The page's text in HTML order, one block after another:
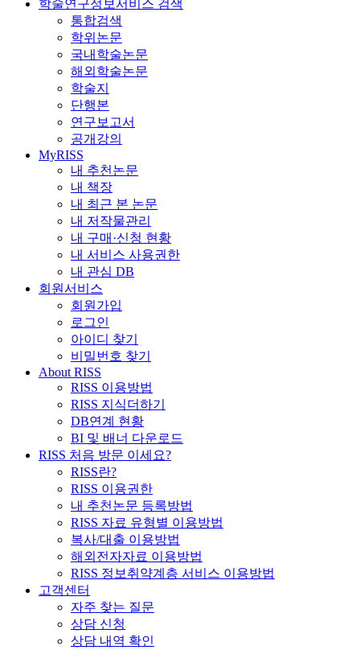
학술연구정보서비스 검색
통합검색
학위논문
국내학술논문
해외학술논문
학술지
단행본
연구보고서
공개강의
MyRISS
내 추천논문
내 책장
내 최근 본 논문
내 저작물관리
내 구매·신청 현황
내 서비스 사용권한
내 관심 DB
회원서비스
회원가입
로그인
아이디 찾기
비밀번호 찾기
About RISS
RISS 이용방법
RISS 지식더하기
DB연계 현황
BI 및 배너 다운로드
RISS 처음 방문 이세요?
RISS란?
RISS 이용권한
내 추천논문 등록방법
RISS 자료 유형별 이용방법
복사/대출 이용방법
해외전자자료 이용방법
RISS 정보취약계층 서비스 이용방법
고객센터
자주 찾는 질문
상담 신청
상담 내역 확인